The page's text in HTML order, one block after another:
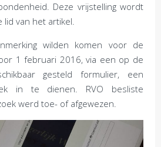
Deze vrijstelling wordt
lid van het artikel.
wilden komen voor de
1 februari 2016, via een op de
gesteld formulier, een
in te dienen. RVO besliste
werd toe- of afgewezen.